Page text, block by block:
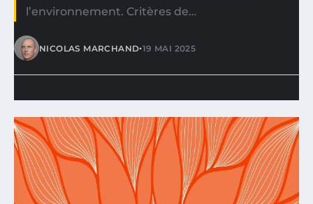
l’environnement. Critères de…
NICOLAS MARCHAND•19 MAI 2025